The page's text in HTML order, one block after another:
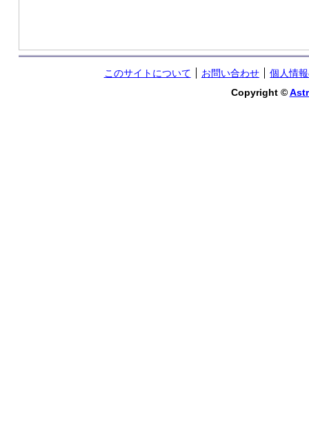
このサイトについて お問い合わせ
個人情
Copyright ©